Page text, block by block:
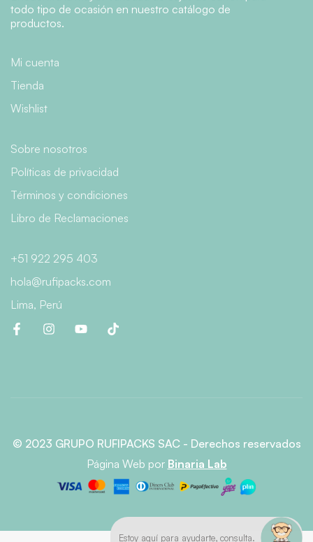
todo tipo de ocasión en nuestro catálogo de
productos.
Mi cuenta
Tienda
Wishlist
Sobre nosotros
Políticas de privacidad
Términos y condiciones
Libro de Reclamaciones
+51 922 295 403
hola@rufipacks.com
Lima, Perú
© 2023 GRUPO RUFIPACKS SAC - Derechos reservados
Página Web por Binaria Lab
Estoy aquí para ayudarte, consulta.